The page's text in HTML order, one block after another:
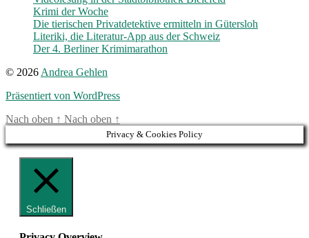
Krimi der Woche
Die tierischen Privatdetektive ermitteln in Gütersloh
Literiki, die Literatur-App aus der Schweiz
Der 4. Berliner Krimimarathon
© 2026 Andrea Gehlen
Präsentiert von WordPress
Nach oben ↑ Nach oben ↑
Privacy & Cookies Policy
Schließen